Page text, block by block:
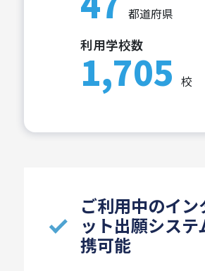
都道府県
利用学校数
1,705 校
ご利用中のイン
ット出願システ
携可能